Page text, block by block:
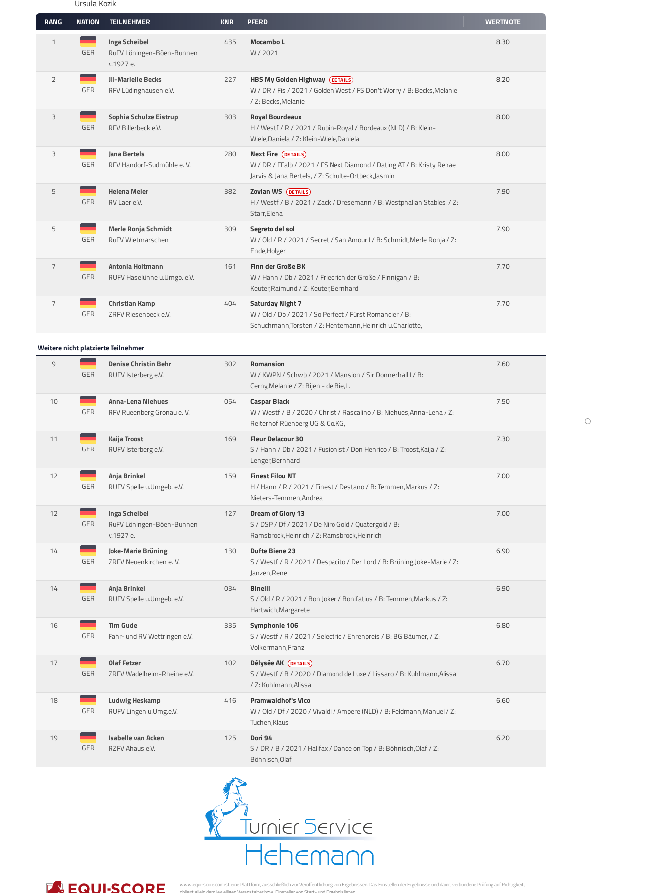
Ursula Kozik
RANG NATION TEILNEHMER KNR PFERD
WERTNOTE
1
GER
Inga Scheibel
RuFV Löningen-Böen-Bunnen
v.1927 e.
435
Mocambo L
W / 2021
8.30
2
GER
Jil-Marielle Becks
RFV Lüdinghausen e.V.
227 HBS My Golden Highway DETAILS
W / DR / Fis / 2021 / Golden West / FS Don't Worry/ B: Becks,Melanie
/ Z: Becks,Melanie
8.20
3
GER
Sophia Schulze Eistrup
RFV Billerbeck e.V.
303
Royal Bourdeaux
H / Westf / R / 2021 / Rubin-Royal / Bordeaux (NLD)/ B: Klein-
Wiele,Daniela / Z: Klein-Wiele,Daniela
8.00
3
GER
Jana Bertels
RFV Handorf-Sudmühle e. V.
280 Next Fire DETAILS
W / DR / FFalb / 2021 / FS Next Diamond / Dating AT/ B: Kristy Renae
Jarvis & Jana Bertels, / Z: Schulte-Ortbeck,Jasmin
8.00
5
GER
Helena Meier
RV Laer e.V.
382 Zovian WS DETAILS
H / Westf / B / 2021 / Zack / Dresemann/ B: Westphalian Stables, / Z:
Starr,Elena
7.90
5
GER
Merle Ronja Schmidt
RuFV Wietmarschen
309
Segreto del sol
W / Old / R / 2021 / Secret / San Amour I/ B: Schmidt,Merle Ronja / Z:
Ende,Holger
7.90
7
GER
Antonia Holtmann
RUFV Haselünne u.Umgb. e.V.
161
Finn der Große BK
W / Hann / Db / 2021 / Friedrich der Große / Finnigan/ B:
Keuter,Raimund / Z: Keuter,Bernhard
7.70
7
GER
Christian Kamp
ZRFV Riesenbeck e.V.
404
Saturday Night 7
W / Old / Db / 2021 / So Perfect / Fürst Romancier/ B:
Schuchmann,Torsten / Z: Hentemann,Heinrich u.Charlotte,
7.70
Weitere nicht platzierte Teilnehmer
9
GER
Denise Christin Behr
RUFV Isterberg e.V.
302
Romansion
W / KWPN / Schwb / 2021 / Mansion / Sir Donnerhall I/ B:
Cerny,Melanie / Z: Bijen - de Bie,L.
7.60
10
GER
Anna-Lena Niehues
RFV Rueenberg Gronau e. V.
054
Caspar Black
W / Westf / B / 2020 / Christ / Rascalino/ B: Niehues,Anna-Lena / Z:
Reiterhof Rüenberg UG & Co.KG,
7.50
11
GER
Kaija Troost
RUFV Isterberg e.V.
169
Fleur Delacour 30
S / Hann / Db / 2021 / Fusionist / Don Henrico/ B: Troost,Kaija / Z:
Lenger,Bernhard
7.30
12
GER
Anja Brinkel
RUFV Spelle u.Umgeb. e.V.
159
Finest Filou NT
H / Hann / R / 2021 / Finest / Destano/ B: Temmen,Markus / Z:
Nieters-Temmen,Andrea
7.00
12
GER
Inga Scheibel
RuFV Löningen-Böen-Bunnen
v.1927 e.
127
Dream of Glory 13
S / DSP / Df / 2021 / De Niro Gold / Quatergold/ B:
Ramsbrock,Heinrich / Z: Ramsbrock,Heinrich
7.00
14
GER
Joke-Marie Brüning
ZRFV Neuenkirchen e. V.
130
Dufte Biene 23
S / Westf / R / 2021 / Despacito / Der Lord/ B: Brüning,Joke-Marie / Z:
Janzen,Rene
6.90
14
GER
Anja Brinkel
RUFV Spelle u.Umgeb. e.V.
034
Binelli
S / Old / R / 2021 / Bon Joker / Bonifatius/ B: Temmen,Markus / Z:
Hartwich,Margarete
6.90
16
GER
Tim Gude
Fahr- und RV Wettringen e.V.
335
Symphonie 106
S / Westf / R / 2021 / Selectric / Ehrenpreis/ B: BG Bäumer, / Z:
Volkermann,Franz
6.80
17
GER
Olaf Fetzer
ZRFV Wadelheim-Rheine e.V.
102 Délysée AK DETAILS
S / Westf / B / 2020 / Diamond de Luxe / Lissaro/ B: Kuhlmann,Alissa
/ Z: Kuhlmann,Alissa
6.70
18
GER
Ludwig Heskamp
RUFV Lingen u.Umg.e.V.
416
Pramwaldhof's Vico
W / Old / Df / 2020 / Vivaldi / Ampere (NLD)/ B: Feldmann,Manuel / Z:
Tuchen,Klaus
6.60
19
GER
Isabelle van Acken
RZFV Ahaus e.V.
125
Dori 94
S / DR / B / 2021 / Halifax / Dance on Top/ B: Böhnisch,Olaf / Z:
Böhnisch,Olaf
6.20
www.equi-score.com ist eine Plattform, ausschließlich zur Veröffentlichung von Ergebnissen. Das Einstellen der Ergebnisse und damit verbundene Prüfung auf Richtigkeit,